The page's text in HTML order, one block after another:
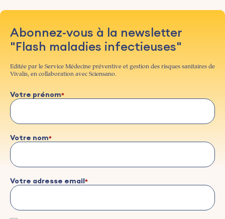
Abonnez-vous à la newsletter
"Flash maladies infectieuses"
Editée par le Service Médecine préventive et gestion des risques sanitaires de
Vivalis, en collaboration avec Sciensano.
Votre prénom
Votre nom
Votre adresse email